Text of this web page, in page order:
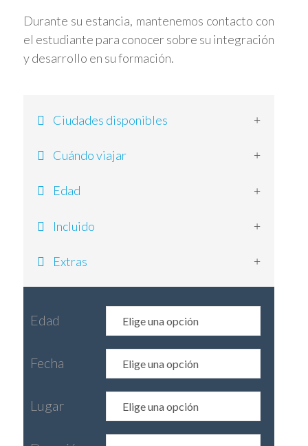
Durante su estancia, mantenemos contacto con
el estudiante para conocer sobre su integración
y desarrollo en su formación.
Ciudades disponibles
Cuándo viajar
Edad
Incluido
Extras
Edad
Fecha
Lugar